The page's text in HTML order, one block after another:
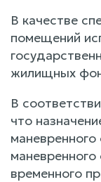
В качестве
помещений
жилищных
В
что
временного